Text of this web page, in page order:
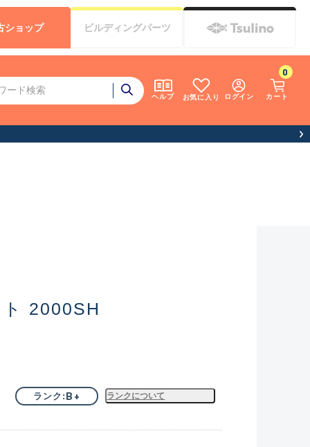
ヘルプ お気に入り ログイン カート
0
ショップ ビルディングパーツ
2000SH
ランク B+ ランクについて